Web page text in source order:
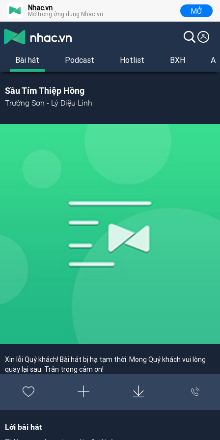
Nhac.vn
Mở trong ứng dụng Nhac.vn MỞ
Bài hát Podcast Hotlist BXH
Sầu Tím Thiệp Hồng
Trường Sơn - Lý Diệu Linh
Xin lỗi Quý khách! Bài hát bị hạ tạm thời. Mong Quý khách vui lòng
quay lại sau. Trân trọng cảm ơn!
Lời bài hát